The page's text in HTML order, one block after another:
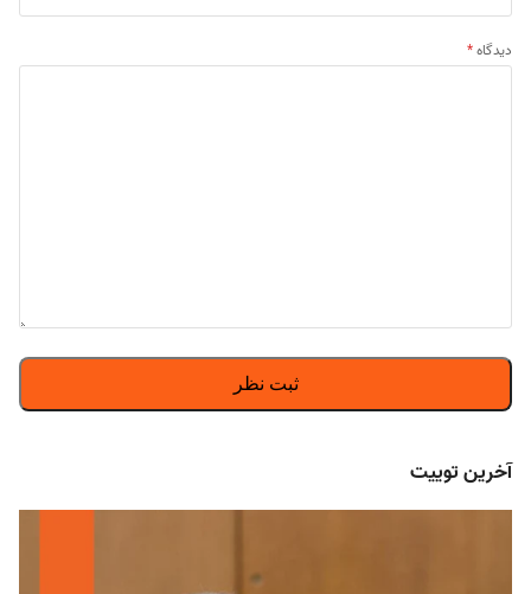
دیدگاه*
آخرین توییت